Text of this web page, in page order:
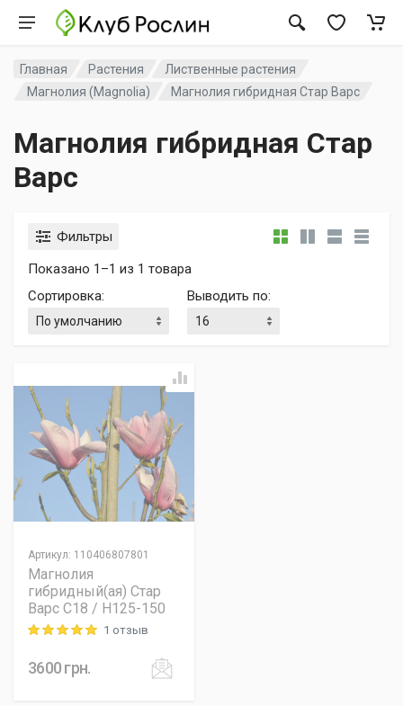
Главная Растения
Лиственные растения
Магнолия (Magnolia)
Магнолия гибридная Стар Варс
Магнолия гибридная Стар
Варс
Фильтры
Показано 1–1 из 1 товара
Сортировка: Выводить по:
Артикул: 110406807801
Магнолия
гибридный(ая) Стар
Варс C18 / H125-150
Rating: 5 out of 51 отзыв
3600грн.